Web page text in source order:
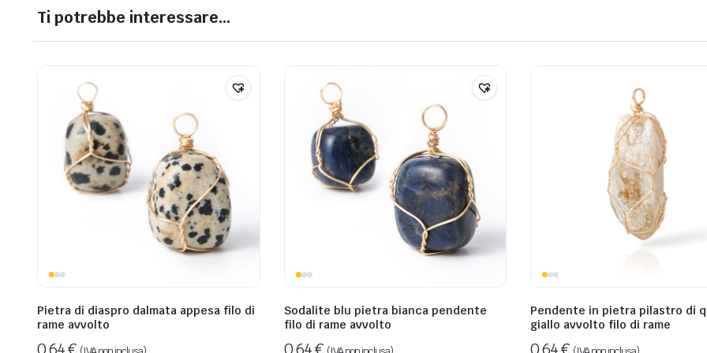
Ti potrebbe interessare…
Pietra di diaspro dalmata appesa filo di
rame avvolto
Sodalite blu pietra bianca pendente
filo di rame avvolto
Pendente in pietra pilastro di
giallo avvolto filo di rame